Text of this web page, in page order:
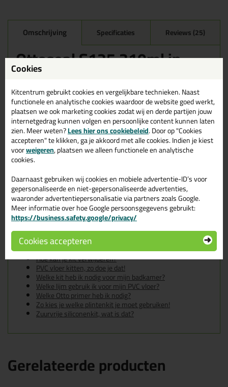
Omschrijving Specificaties Reviews (25)
Ottoseal S125 310ml in
Antraciet C376
Ottoseal S125 310ml in de kleur Antraciet C376 is te gebruiken
voor verschillende toepassingen. Een duurzame en veelzijdige kit
welke makkelijk te verwerken is. Perfect als je een bijpassende
kleur zoekt met gegarandeerd een topresultaat. Bestel de
Ottoseal S125 310ml in kleur Antraciet C376 vandaag nog! Op
voorraad en op werkdagen besteld = morgen in huis.
Wil je meer weten over de toepassing en kenmerken van dit
Tips & tricks voor Ottoseal S125
310ml
In de volgende blogs wordt dit product gebruikt:
De badkamer kitten? Lees hier hoe!
Gietvloer kitten, zo doe je dat!
Hoe kan je een (kunststof) binnenkozijn afkitten?
Hoe kan je kit verwijderen?
PVC vloer kitten, zo doe je dat!
Welke kit heb ik nodig voor mijn badkamer?
Welke lijm gebruik ik voor mijn PVC vloer?
Welke Otto primer heb ik nodig?
Zo kies je welke plintenkit je moet gebruiken!
Zuurvrije siliconenkit, wat is dat?
Gerelateerde producten
Cookies
Kitcentrum gebruikt cookies en vergelijkbare technieken. Naast
functionele en analytische cookies waardoor de website goed werkt,
plaatsen we ook marketing cookies zodat wij en derde partijen jouw
internetgedrag kunnen volgen en persoonlijke content kunnen laten
zien. Meer weten?Lees hier ons cookiebeleid. Door op "Cookies
accepteren" te klikken, ga je akkoord met alle cookies. Indien je kiest
voorweigeren, plaatsen we alleen functionele en analytische
cookies.
Daarnaast gebruiken wij cookies en mobiele advertentie-ID’s voor
gepersonaliseerde en niet-gepersonaliseerde advertenties,
waaronder advertentiepersonalisatie via partners zoals Google.
Meer informatie over hoe Google persoonsgegevens gebruikt:
https://business.safety.google/privacy/
Cookies accepteren